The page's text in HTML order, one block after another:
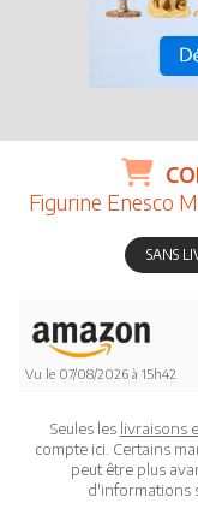
Figurine Enesco
SANS
Vu le 07/08/2026 à 15h42
Seules les livraisons
compte ici. Certains
peut être plus
d'informations